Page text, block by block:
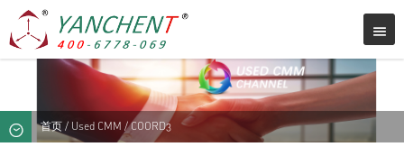
首页 / Used CMM / COORD3